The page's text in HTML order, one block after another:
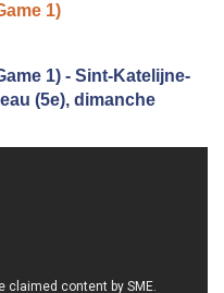
1)
1) - Sint-Katelijne-
(5e), dimanche